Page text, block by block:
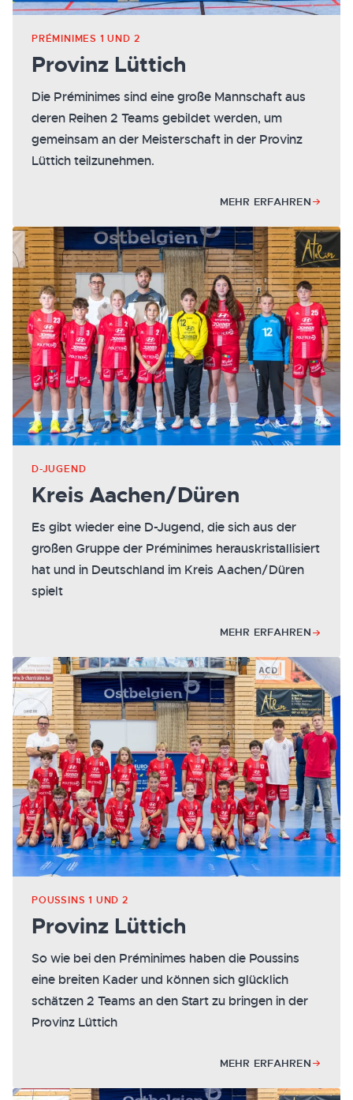
PRÉMINIMES 1 UND 2
Provinz Lüttich
Die Préminimes sind eine große Mannschaft aus
deren Reihen 2 Teams gebildet werden, um
gemeinsam an der Meisterschaft in der Provinz
Lüttich teilzunehmen.
MEHR ERFAHREN
D-JUGEND
Kreis Aachen/Düren
Es gibt wieder eine D-Jugend, die sich aus der
großen Gruppe der Préminimes herauskristallisiert
hat und in Deutschland im Kreis Aachen/Düren
spielt
MEHR ERFAHREN
POUSSINS 1 UND 2
Provinz Lüttich
So wie bei den Préminimes haben die Poussins
eine breiten Kader und können sich glücklich
schätzen 2 Teams an den Start zu bringen in der
Provinz Lüttich
MEHR ERFAHREN